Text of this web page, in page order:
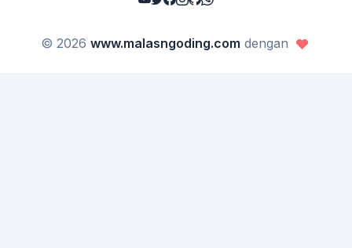
© 2026 www.malasngoding.com dengan